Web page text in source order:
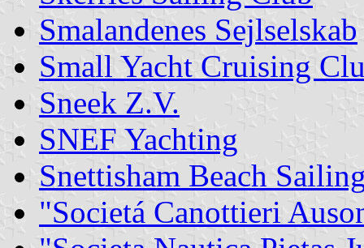
Smalandenes Sejlselskab
Small Yacht Cruising
Sneek Z.V.
SNEF Yachting
Snettisham Beach
"Societá Canottieri